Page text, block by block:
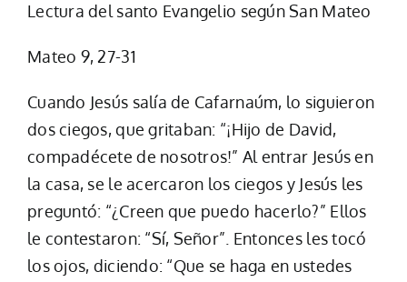
Lectura del santo Evangelio según San Mateo
Mateo 9, 27-31
Cuando Jesús salía de Cafarnaúm, lo siguieron
dos ciegos, que gritaban: “¡Hijo de David,
compadécete de nosotros!” Al entrar Jesús en
la casa, se le acercaron los ciegos y Jesús les
preguntó: “¿Creen que puedo hacerlo?” Ellos
le contestaron: “Sí, Señor”. Entonces les tocó
los ojos, diciendo: “Que se haga en ustedes